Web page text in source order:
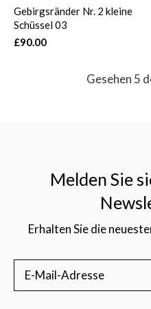
Gebirgsränder Nr. 2 kleine
Schüssel 03
£90.00
Gesehen 5
Melden Sie
Erhalten Sie die